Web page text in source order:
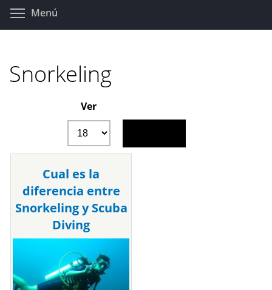
Pasar Menú
Snorkeling
Ver
Cual es la
diferencia entre
Snorkeling y Scuba
Diving